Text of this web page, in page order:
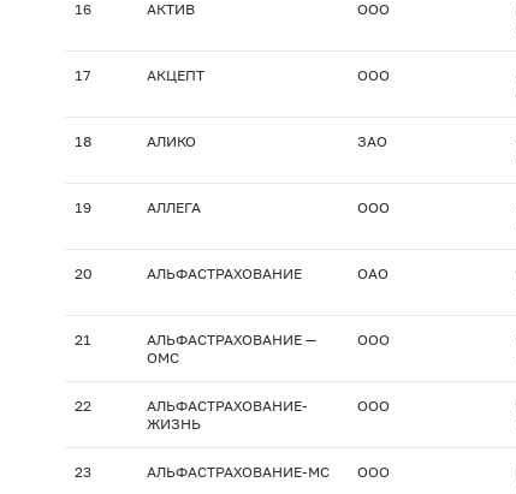
16 АКТИВ ООО
17 АКЦЕПТ ООО
18 АЛИКО ЗАО
19 АЛЛЕГА ООО
20 АЛЬФАСТРАХОВАНИЕ ОАО
21
АЛЬФАСТРАХОВАНИЕ —
ОМС
ООО
22
АЛЬФАСТРАХОВАНИЕ-
ЖИЗНЬ
ООО
23 АЛЬФАСТРАХОВАНИЕ-МС ООО